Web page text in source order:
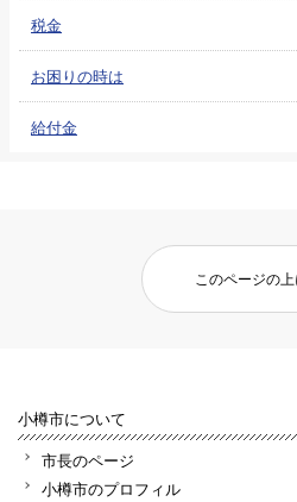
税金
お困りの時は
給付金
このページの
小樽市について
市長のページ
小樽市のプロフィル